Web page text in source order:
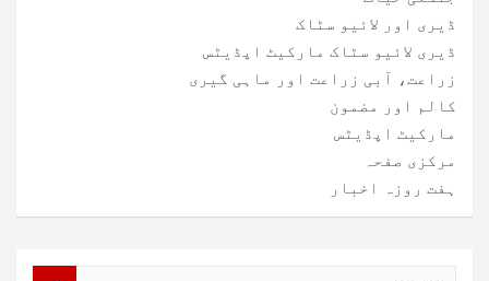
ڈیری اور لائیو سٹاک
ڈیری لائیو سٹاک مارکیٹ اپڈیٹس
زراعت، آبی زراعت اور ماہی گیری
کالم اور مضمون
مارکیٹ اپڈیٹس
مرکزی صفحہ
ہفت روزہ اخبار